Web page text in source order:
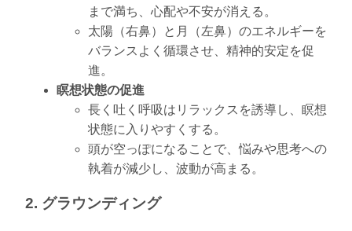
まで満ち、心配や不安が消える。
太陽（右鼻）と月（左鼻）のエネルギーを
バランスよく循環させ、精神的安定を促
進。
瞑想状態の促進
長く吐く呼吸はリラックスを誘導し、瞑想
状態に入りやすくする。
頭が空っぽになることで、悩みや思考への
執着が減少し、波動が高まる。
2. グラウンディング